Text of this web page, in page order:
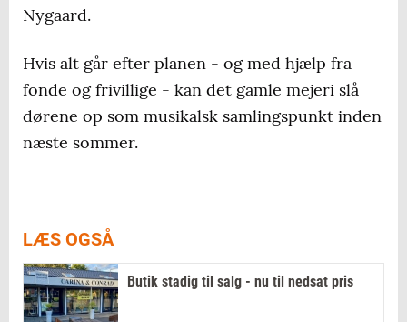
Nygaard.
Hvis alt går efter planen - og med hjælp fra
fonde og frivillige - kan det gamle mejeri slå
dørene op som musikalsk samlingspunkt inden
næste sommer.
LÆS OGSÅ
Butik stadig til salg - nu til nedsat pris